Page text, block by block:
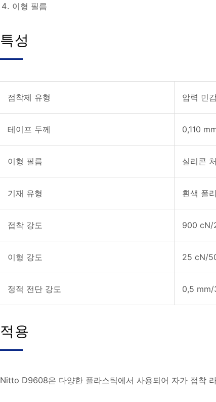
이형 필름
특성
점착제 유형 압력 민
테이프 두께 0,110
이형 필름 실리콘
기재 유형 흰색 폴
접착 강도 900 cN/
이형 강도 25 cN/
정적 전단 강도 0,5 mm/
적용
Nitto D9608은 다양한 플라스틱에서 사용되어 자가 접착